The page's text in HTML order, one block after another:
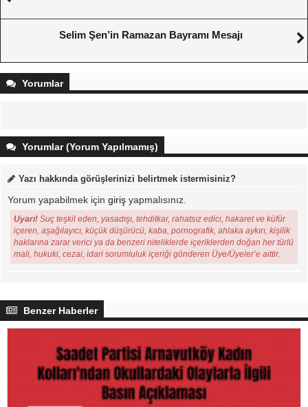
Selim Şen’in Ramazan Bayramı Mesajı
Yorumlar
Yorumlar (Yorum Yapılmamış)
Yazı hakkında görüşlerinizi belirtmek istermisiniz?
Yorum yapabilmek için giriş yapmalısınız.
Uyarı! Suç teşkil eden, yasadışı, tehditkar, rahatsız edici, hakaret ve küfür
içeren, aşağılayıcı, küçük düşürücü, kaba, pornografik, ahlaka aykırı, kişilik
haklarına zarar verici ya da benzeri niteliklerde içeriklerden doğan her türlü
mali, hukuki, cezai, idari sorumluluk içeriği gönderen Üye/Üyeler’e aittir.
Benzer Haberler